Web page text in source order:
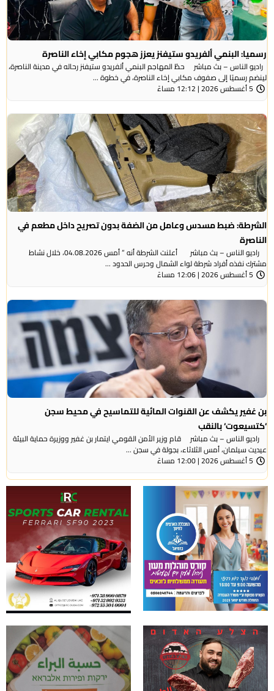
رسميا: البنمي ألفريدو ستيفنز يعزز هجوم مكابي إخاء الناصرة
راديو الناس – بث مباشر حطّ المهاجم البنمي ألفريدو ستيفنز رحاله في مدينة الناصرة،
لينضم رسميًا إلى صفوف مكابي إخاء الناصرة، في خطوة ...
5 أغسطس 2026 | 12:12 مساءً
الشرطة: ضبط مسدس وعامل من الضفة بدون تصريح داخل مطعم في
الناصرة
راديو الناس – بث مباشر أعلنت الشرطة أنه ” أمس 04.08.2026، خلال نشاط
مشترك نفذه أفراد شرطة لواء الشمال وحرس الحدود ...
5 أغسطس 2026 | 12:06 مساءً
بن غفير يكشف عن القنوات المائية للتماسيح في محيط سجن
‘كتسيعوت‘ بالنقب
راديو الناس – بث مباشر قام وزير الأمن القومي ايتمار بن غفير ووزيرة حماية البيئة
عيديت سيلمان، أمس الثلاثاء، بجولة في سجن ...
5 أغسطس 2026 | 12:00 مساءً